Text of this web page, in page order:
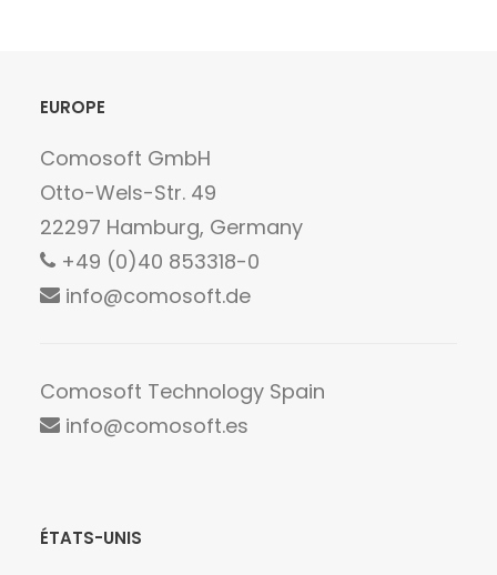
EUROPE
Comosoft GmbH
Otto-Wels-Str. 49
22297 Hamburg, Germany
+49 (0)40 853318-0
info@comosoft.de
Comosoft Technology Spain
info@comosoft.es
ÉTATS-UNIS